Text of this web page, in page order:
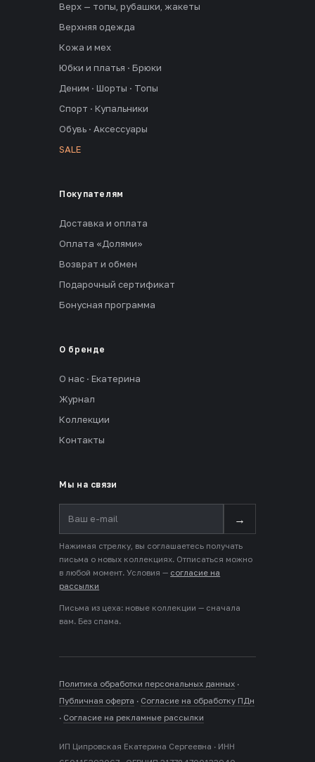
Верх — топы, рубашки, жакеты
Верхняя одежда
Кожа и мех
Юбки и платья · Брюки
Деним · Шорты · Топы
Спорт · Купальники
Обувь · Аксессуары
SALE
Покупателям
Доставка и оплата
Оплата «Долями»
Возврат и обмен
Подарочный сертификат
Бонусная программа
О бренде
О нас · Екатерина
Журнал
Коллекции
Контакты
Мы на связи
→
Нажимая стрелку, вы соглашаетесь получать
письма о новых коллекциях. Отписаться можно
в любой момент. Условия — согласие на
рассылки
Письма из цеха: новые коллекции — сначала
вам. Без спама.
Политика обработки персональных данных ·
Публичная оферта · Согласие на обработку ПДн
· Согласие на рекламные рассылки
ИП Ципровская Екатерина Сергеевна · ИНН